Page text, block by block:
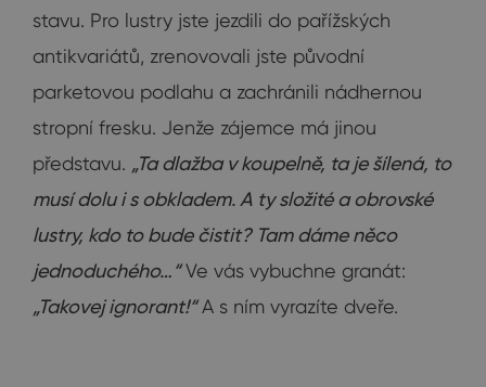
stavu. Pro lustry jste jezdili do pařížských
antikvariátů, zrenovovali jste původní
parketovou podlahu a zachránili nádhernou
stropní fresku. Jenže zájemce má jinou
představu. „Ta dlažba v koupelně, ta je šílená, to
musí dolu i s obkladem. A ty složité a obrovské
lustry, kdo to bude čistit? Tam dáme něco
jednoduchého…“Ve vás vybuchne granát:
„Takovej ignorant!“A s ním vyrazíte dveře.